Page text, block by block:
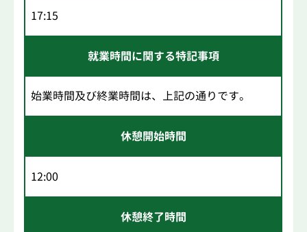
17:15
就業時間に関する特記事項
始業時間及び終業時間は、上記の通りです。
休憩開始時間
12:00
休憩終了時間